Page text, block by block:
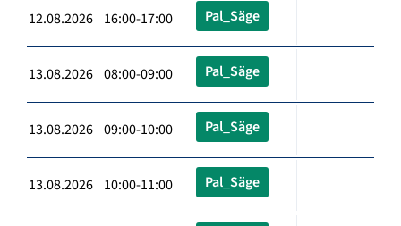
12.08.2026 16:00-17:00 Pal_Säge
13.08.2026 08:00-09:00 Pal_Säge
13.08.2026 09:00-10:00 Pal_Säge
13.08.2026 10:00-11:00 Pal_Säge